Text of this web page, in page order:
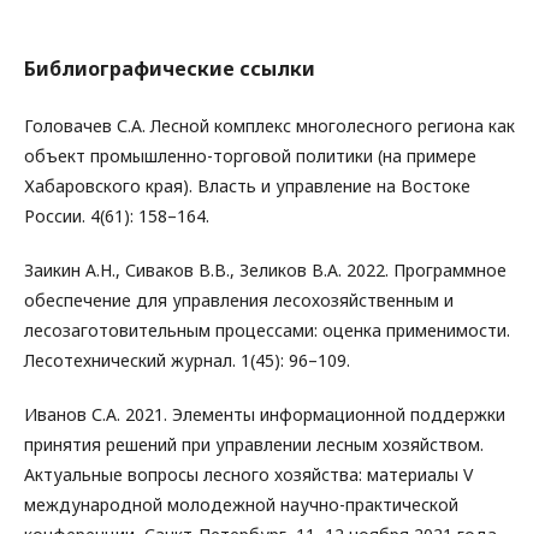
Библиографические ссылки
Головачев С.А. Лесной комплекс многолесного региона как
объект промышленно-торговой политики (на примере
Хабаровского края). Власть и управление на Востоке
России. 4(61): 158–164.
Заикин А.Н., Сиваков В.В., Зеликов В.А. 2022. Программное
обеспечение для управления лесохозяйственным и
лесозаготовительным процессами: оценка применимости.
Лесотехнический журнал. 1(45): 96–109.
Иванов С.А. 2021. Элементы информационной поддержки
принятия решений при управлении лесным хозяйством.
Актуальные вопросы лесного хозяйства: материалы V
международной молодежной научно-практической